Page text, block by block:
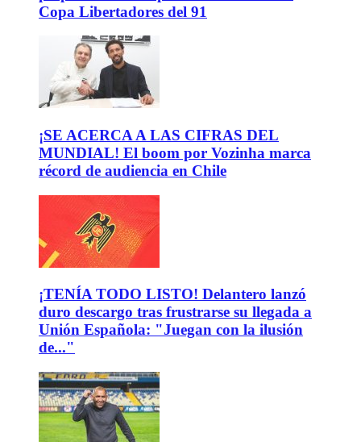
Copa Libertadores del 91
¡SE ACERCA A LAS CIFRAS DEL
MUNDIAL! El boom por Vozinha marca
récord de audiencia en Chile
¡TENÍA TODO LISTO! Delantero lanzó
duro descargo tras frustrarse su llegada a
Unión Española: "Juegan con la ilusión
de..."